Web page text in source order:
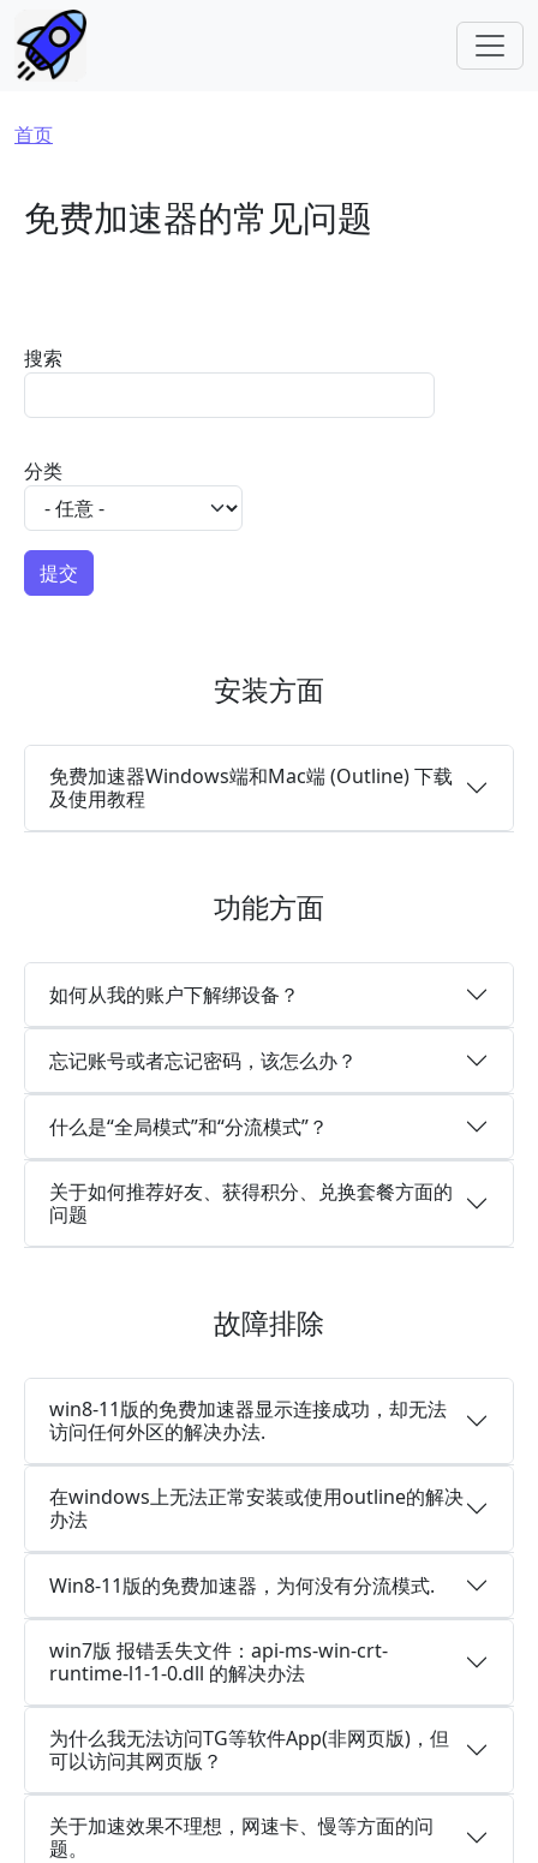
跳转到主要内容
面包屑
首页
免费加速器的常见问题
搜索
分类
安装方面
免费加速器Windows端和Mac端 (Outline) 下载
及使用教程
功能方面
如何从我的账户下解绑设备？
忘记账号或者忘记密码，该怎么办？
什么是“全局模式”和“分流模式”？
关于如何推荐好友、获得积分、兑换套餐方面的
问题
故障排除
win8-11版的免费加速器显示连接成功，却无法
访问任何外区的解决办法.
在windows上无法正常安装或使用outline的解决
办法
Win8-11版的免费加速器，为何没有分流模式.
win7版 报错丢失文件：api-ms-win-crt-
runtime-l1-1-0.dll 的解决办法
为什么我无法访问TG等软件App(非网页版)，但
可以访问其网页版？
关于加速效果不理想，网速卡、慢等方面的问
题。